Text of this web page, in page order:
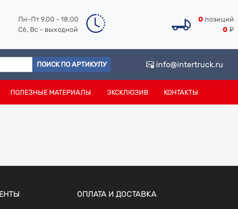
Пн-Пт 9.00 - 18.00
Сб, Вс - выходной
0 позиций
0 ₽
ПОИСК ПО АРТИКУЛУ info@intertruck.ru
ПОЛЕЗНЫЕ МАТЕРИАЛЫ ЭКСКЛЮЗИВ КОНТАКТЫ
ОПЛАТА И ДОСТАВКА